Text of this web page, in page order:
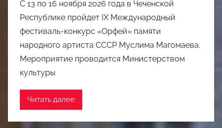
С 13 по 16 ноября 2026 года в Чеченской
Республике пройдет IX Международный
фестиваль-конкурс «Орфей» памяти
народного артиста СССР Муслима Магомаева.
Мероприятие проводится Министерством
культуры
Читать далее